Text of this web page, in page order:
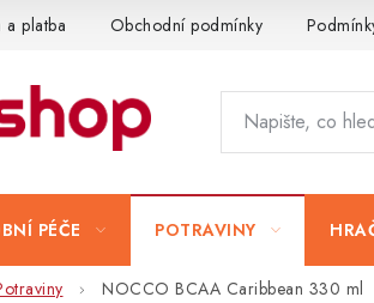
a platba Obchodní podmínky
PÉČE POTRAVINY
NOCCO BCAA Caribbean 330 ml